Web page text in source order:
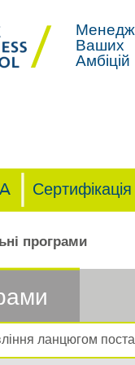
Ваших
Амбіцій
Сертифікація
програми
ланцюгом